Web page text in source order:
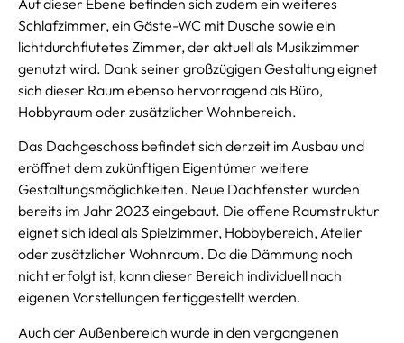
Schlafzimmer, ein Gäste-WC mit Dusche sowie ein
lichtdurchflutetes Zimmer, der aktuell als Musikzimmer
genutzt wird. Dank seiner großzügigen Gestaltung eignet
sich dieser Raum ebenso hervorragend als Büro,
Hobbyraum oder zusätzlicher Wohnbereich.
Das Dachgeschoss befindet sich derzeit im Ausbau und
eröffnet dem zukünftigen Eigentümer weitere
Gestaltungsmöglichkeiten. Neue Dachfenster wurden
bereits im Jahr 2023 eingebaut. Die offene Raumstruktur
eignet sich ideal als Spielzimmer, Hobbybereich, Atelier
oder zusätzlicher Wohnraum. Da die Dämmung noch
nicht erfolgt ist, kann dieser Bereich individuell nach
eigenen Vorstellungen fertiggestellt werden.
Auch der Außenbereich wurde in den vergangenen